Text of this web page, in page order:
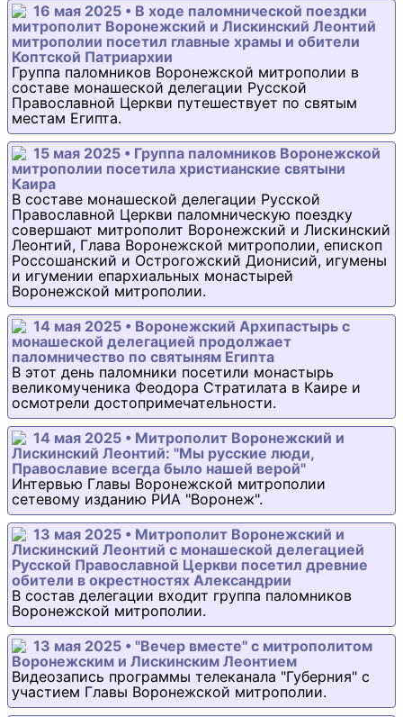
16 мая 2025 • В ходе паломнической поездки
митрополит Воронежский и Лискинский Леонтий
митрополии посетил главные храмы и обители
Коптской Патриархии
Группа паломников Воронежской митрополии в
составе монашеской делегации Русской
Православной Церкви путешествует по святым
местам Египта.
15 мая 2025 • Группа паломников Воронежской
митрополии посетила христианские святыни
Каира
В составе монашеской делегации Русской
Православной Церкви паломническую поездку
совершают митрополит Воронежский и Лискинский
Леонтий, Глава Воронежской митрополии, епископ
Россошанский и Острогожский Дионисий, игумены
и игумении епархиальных монастырей
Воронежской митрополии.
14 мая 2025 • Воронежский Архипастырь с
монашеской делегацией продолжает
паломничество по святыням Египта
В этот день паломники посетили монастырь
великомученика Феодора Стратилата в Каире и
осмотрели достопримечательности.
14 мая 2025 • Митрополит Воронежский и
Лискинский Леонтий: "Мы русские люди,
Православие всегда было нашей верой"
Интервью Главы Воронежской митрополии
сетевому изданию РИА "Воронеж".
13 мая 2025 • Митрополит Воронежский и
Лискинский Леонтий с монашеской делегацией
Русской Православной Церкви посетил древние
обители в окрестностях Александрии
В состав делегации входит группа паломников
Воронежской митрополии.
13 мая 2025 • "Вечер вместе" с митрополитом
Воронежским и Лискинским Леонтием
Видеозапись программы телеканала "Губерния" с
участием Главы Воронежской митрополии.